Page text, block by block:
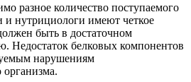
разное количество поступаемого
и нутрициологи имеют четкое
быть в достаточном
Недостаток белковых компонентов
нарушениям
организма.